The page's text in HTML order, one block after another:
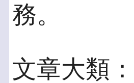
務。
文章大類：